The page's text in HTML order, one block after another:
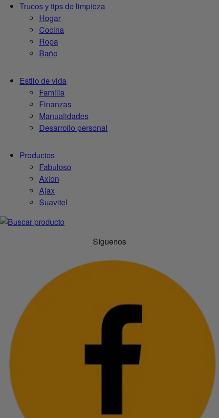
Trucos y tips de limpieza
Hogar
Cocina
Ropa
Baño
Estilo de vida
Familia
Finanzas
Manualidades
Desarrollo personal
Productos
Fabuloso
Axion
Ajax
Suavitel
Síguenos